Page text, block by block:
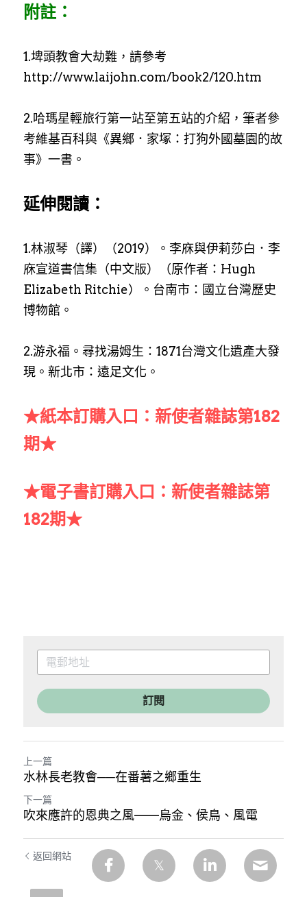
附註：
1.埤頭教會大劫難，請參考
http://www.laijohn.com/book2/120.htm
2.哈瑪星輕旅行第一站至第五站的介紹，筆者參
考維基百科與《異鄉．家塚：打狗外國墓園的故
事》一書。
延伸閱讀：
1.林淑琴（譯）（2019）。李庥與伊莉莎白．李
庥宣道書信集（中文版）（原作者：Hugh
Elizabeth Ritchie）。台南市：國立台灣歷史
博物館。
2.游永福。尋找湯姆生：1871台灣文化遺產大發
現。新北市：遠足文化。
★紙本訂購入口：新使者雜誌第182
期★
★電子書訂購入口：新使者雜誌第
182期★
訂閱
上一篇
水林長老教會──在番薯之鄉重生
下一篇
吹來應許的恩典之風——烏金、侯鳥、風電
返回網站